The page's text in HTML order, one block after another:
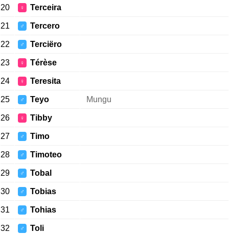
20 ♀ Terceira
21 ♂ Tercero
22 ♂ Terciëro
23 ♀ Térèse
24 ♀ Teresita
25 ♂ Teyo Mungu
26 ♀ Tibby
27 ♂ Timo
28 ♂ Timoteo
29 ♂ Tobal
30 ♂ Tobias
31 ♂ Tohias
32 ♂ Toli